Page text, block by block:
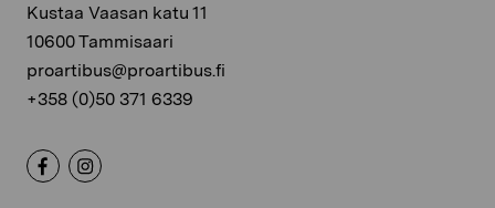
Kustaa Vaasan katu 11
10600 Tammisaari
proartibus@proartibus.fi
+358 (0)50 371 6339